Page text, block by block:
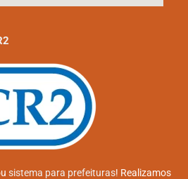
sistema para prefeituras! Realizamos